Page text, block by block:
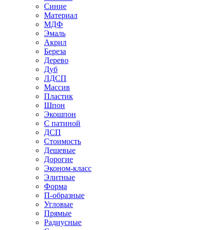
Синие
Материал
МДФ
Эмаль
Акрил
Береза
Дерево
Дуб
ЛДСП
Массив
Пластик
Шпон
Экошпон
С патиной
ДСП
Стоимость
Дешевые
Дорогие
Эконом-класс
Элитные
Форма
П-образные
Угловые
Прямые
Радиусные